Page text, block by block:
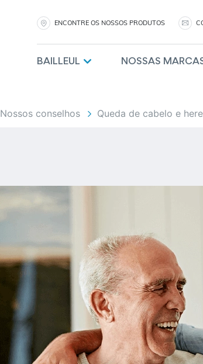
ENCONTRE OS NOSSOS PRODUTOS
BAILLEUL NOSSAS
Nossos conselhos Queda de cabelo e